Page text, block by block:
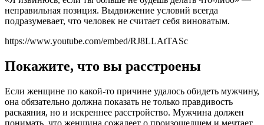
неправильная позиция. Выдвижение условий всегда
подразумевает, что человек не считает себя виноватым.
https://www.youtube.com/embed/RJ8LLAtTASc
Покажите, что вы расстроены
Если женщине по какой-то причине удалось обидеть мужчину,
она обязательно должна показать не только правдивость
раскаяния, но и искреннее расстройство. Мужчина должен
понимать, что женщина сожалеет о произошедшем и мечтает